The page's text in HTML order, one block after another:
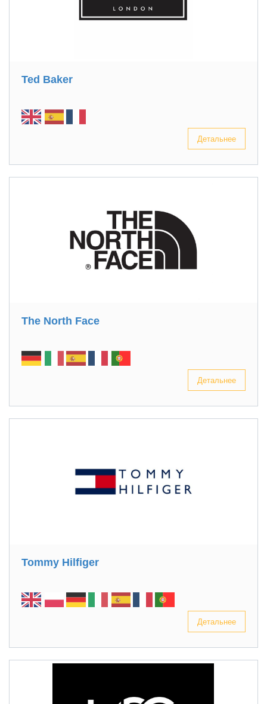
Ted Baker
Детальнее
The North Face
Детальнее
Tommy Hilfiger
Детальнее